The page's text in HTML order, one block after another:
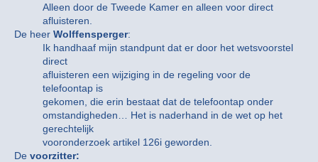
Alleen door de Tweede Kamer en alleen voor direct
afluisteren.
De heer Wolffensperger:
Ik handhaaf mijn standpunt dat er door het wetsvoorstel
direct
afluisteren een wijziging in de regeling voor de
telefoontap is
gekomen, die erin bestaat dat de telefoontap onder
omstandigheden… Het is naderhand in de wet op het
gerechtelijk
vooronderzoek artikel 126i geworden.
De voorzitter: